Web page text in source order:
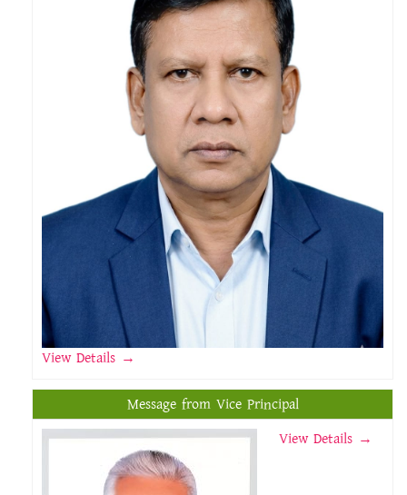
View Details →
Message from Vice Principal
View Details →